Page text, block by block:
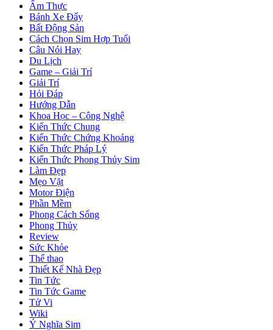
Ẩm Thực
Bánh Xe Đẩy
Bất Động Sản
Cách Chọn Sim Hợp Tuổi
Câu Nói Hay
Du Lịch
Game – Giải Trí
Giải Trí
Hỏi Đáp
Hướng Dẫn
Khoa Học – Công Nghệ
Kiến Thức Chung
Kiến Thức Chứng Khoáng
Kiến Thức Pháp Lý
Kiến Thức Phong Thủy Sim
Làm Đẹp
Mẹo Vặt
Motor Điện
Phần Mềm
Phong Cách Sống
Phong Thủy
Review
Sức Khỏe
Thể thao
Thiết Kế Nhà Đẹp
Tin Tức
Tin Tức Game
Tử Vi
Wiki
Ý Nghĩa Sim